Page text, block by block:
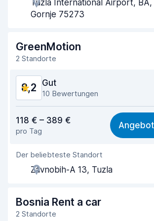
Schnelle Abholung
Sauberkeit des Fahrzeugs
Zustand des Fahrzeugs
Tuzla International Airport,
Gornje 75273
GreenMotion
2 Standorte
8,2 Gut
10 Bewertungen
Einfach zu finden
Agenten-Hilfsbereitschaft
Schnelle Abholung
Schnelle Abgabe
118 € – 389 €
pro Tag
Der beliebteste Standort
Zavnobih-A 13, Tuzla
Bosnia Rent a car
2 Standorte